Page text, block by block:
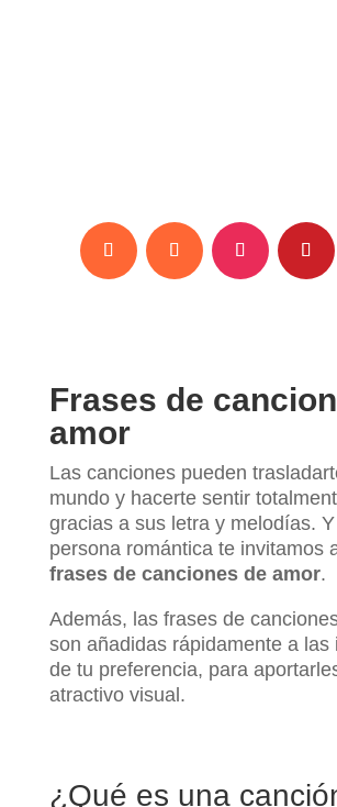
Frases de
amor
Las canciones pueden
mundo y hacerte sentir
gracias a sus letra y melodías.
persona romántica te invitamos
frases de canciones de amor.
Además, las frases de
son añadidas rápidamente a las
de tu preferencia, para
atractivo visual.
¿Qué es una